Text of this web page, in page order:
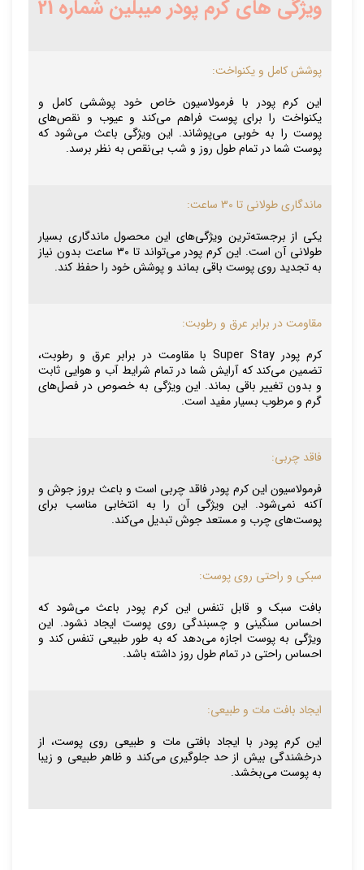
ویژگی های کرم پودر میبلین شماره 21
پوشش کامل و یکنواخت:
این کرم پودر با فرمولاسیون خاص خود پوششی کامل و
یکنواخت را برای پوست فراهم می‌کند و عیوب و نقص‌های
پوست را به خوبی می‌پوشاند. این ویژگی باعث می‌شود که
پوست شما در تمام طول روز و شب بی‌نقص به نظر برسد.
ماندگاری طولانی تا 30 ساعت:
یکی از برجسته‌ترین ویژگی‌های این محصول ماندگاری بسیار
طولانی آن است. این کرم پودر می‌تواند تا 30 ساعت بدون نیاز
به تجدید روی پوست باقی بماند و پوشش خود را حفظ کند.
مقاومت در برابر عرق و رطوبت:
کرم پودر Super Stay با مقاومت در برابر عرق و رطوبت،
تضمین می‌کند که آرایش شما در تمام شرایط آب و هوایی ثابت
و بدون تغییر باقی بماند. این ویژگی به خصوص در فصل‌های
گرم و مرطوب بسیار مفید است.
فاقد چربی:
فرمولاسیون این کرم پودر فاقد چربی است و باعث بروز جوش و
آکنه نمی‌شود. این ویژگی آن را به انتخابی مناسب برای
پوست‌های چرب و مستعد جوش تبدیل می‌کند.
سبکی و راحتی روی پوست:
بافت سبک و قابل تنفس این کرم پودر باعث می‌شود که
احساس سنگینی و چسبندگی روی پوست ایجاد نشود. این
ویژگی به پوست اجازه می‌دهد که به طور طبیعی تنفس کند و
احساس راحتی در تمام طول روز داشته باشد.
ایجاد بافت مات و طبیعی:
این کرم پودر با ایجاد بافتی مات و طبیعی روی پوست، از
درخشندگی بیش از حد جلوگیری می‌کند و ظاهر طبیعی و زیبا
به پوست می‌بخشد.